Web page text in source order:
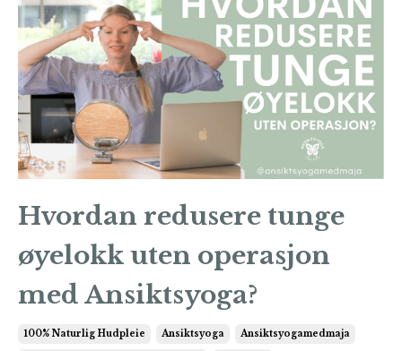
Hvordan redusere tunge
øyelokk uten operasjon
med Ansiktsyoga?
100% Naturlig Hudpleie Ansiktsyoga Ansiktsyogamedmaja